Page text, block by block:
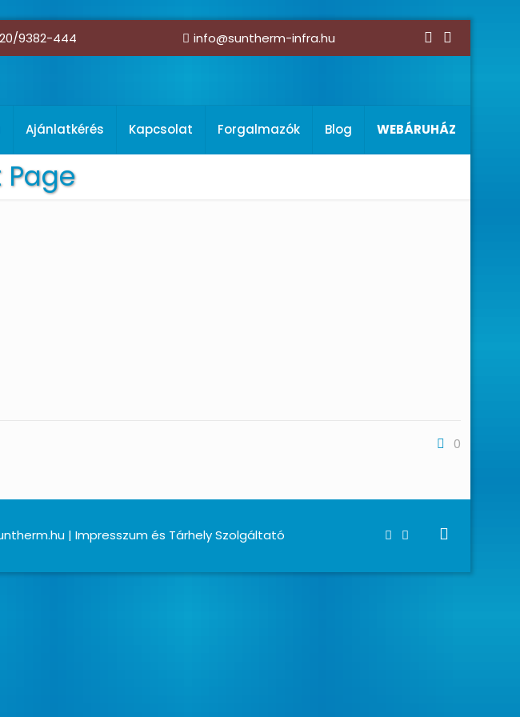
9382-444 info@suntherm-infra.hu
Ajánlatkérés Kapcsolat Forgalmazók Blog WEBÁRUHÁZ
Page
0
| Impresszum és Tárhely Szolgáltató